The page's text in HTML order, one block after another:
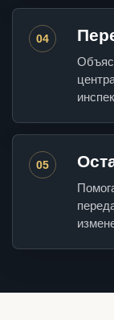
04
05